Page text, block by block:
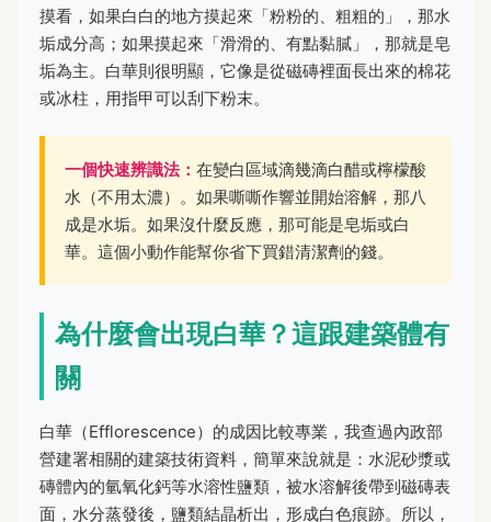
摸看，如果白白的地方摸起來「粉粉的、粗粗的」，那水
垢成分高；如果摸起來「滑滑的、有點黏膩」，那就是皂
垢為主。白華則很明顯，它像是從磁磚裡面長出來的棉花
或冰柱，用指甲可以刮下粉末。
一個快速辨識法： 在變白區域滴幾滴白醋或檸檬酸
水（不用太濃）。如果嘶嘶作響並開始溶解，那八
成是水垢。如果沒什麼反應，那可能是皂垢或白
華。這個小動作能幫你省下買錯清潔劑的錢。
為什麼會出現白華？這跟建築體有
關
白華（Efflorescence）的成因比較專業，我查過內政部
營建署相關的建築技術資料，簡單來說就是：水泥砂漿或
磚體內的氫氧化鈣等水溶性鹽類，被水溶解後帶到磁磚表
面，水分蒸發後，鹽類結晶析出，形成白色痕跡。所以，